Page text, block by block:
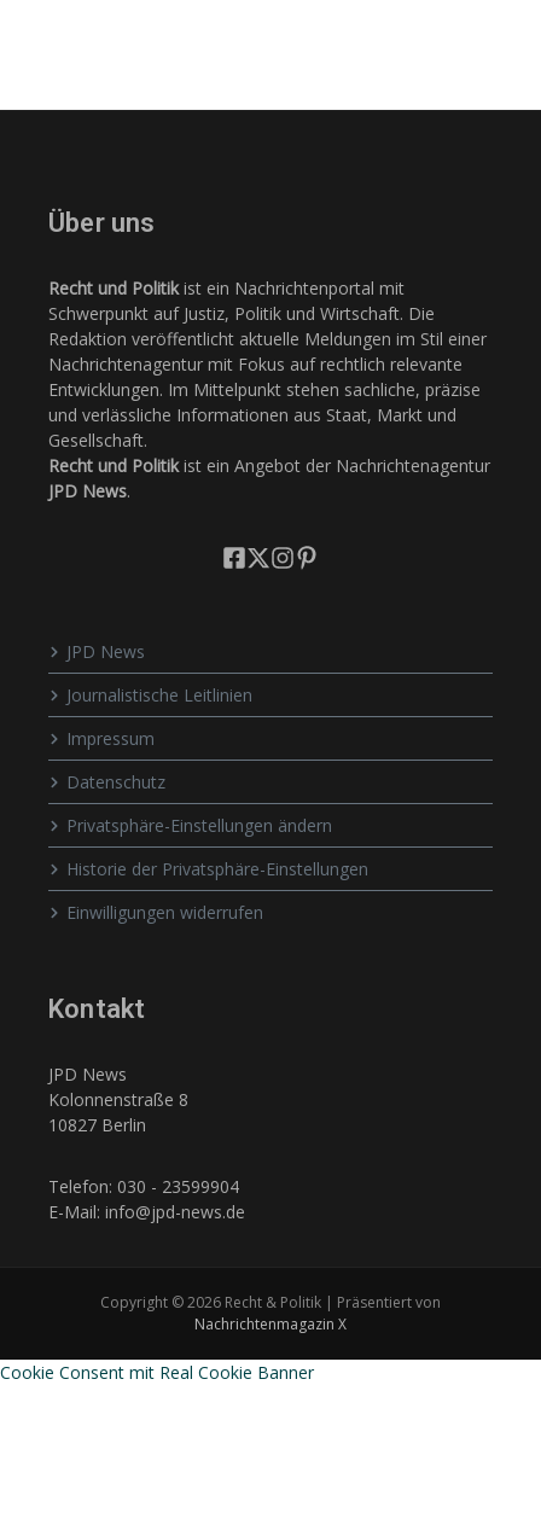
Über uns
Recht und Politikist ein Nachrichtenportal mit
Schwerpunkt auf Justiz, Politik und Wirtschaft. Die
Redaktion veröffentlicht aktuelle Meldungen im Stil einer
Nachrichtenagentur mit Fokus auf rechtlich relevante
Entwicklungen. Im Mittelpunkt stehen sachliche, präzise
und verlässliche Informationen aus Staat, Markt und
Gesellschaft.
Recht und Politikist ein Angebot der Nachrichtenagentur
JPD News.
JPD News
Journalistische Leitlinien
Impressum
Datenschutz
Privatsphäre-Einstellungen ändern
Historie der Privatsphäre-Einstellungen
Einwilligungen widerrufen
Kontakt
JPD News
Kolonnenstraße 8
10827 Berlin
Telefon: 030 - 23599904
E-Mail: info@jpd-news.de
Copyright © 2026 Recht & Politik | Präsentiert von
Nachrichtenmagazin X
Cookie Consent mit Real Cookie Banner